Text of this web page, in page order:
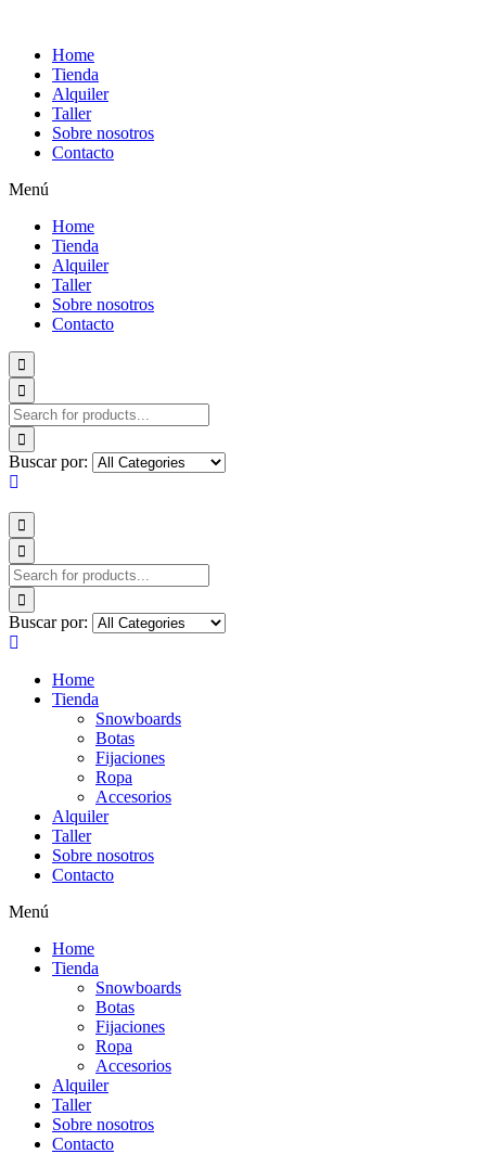
Home
Tienda
Alquiler
Taller
Sobre nosotros
Contacto
Menú
Home
Tienda
Alquiler
Taller
Sobre nosotros
Contacto
Buscar por:
Buscar por:
Home
Tienda
Snowboards
Botas
Fijaciones
Ropa
Accesorios
Alquiler
Taller
Sobre nosotros
Contacto
Menú
Home
Tienda
Snowboards
Botas
Fijaciones
Ropa
Accesorios
Alquiler
Taller
Sobre nosotros
Contacto